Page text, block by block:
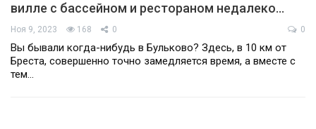
вилле с бассейном и рестораном недалеко…
Ноя 9, 2023 168 0 0
Вы бывали когда-нибудь в Бульково? Здесь, в 10 км от
Бреста, совершенно точно замедляется время, а вместе с
тем…